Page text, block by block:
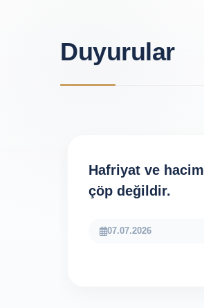
Duyurular
Hafriyat ve
çöp değildir.
07.07.2026